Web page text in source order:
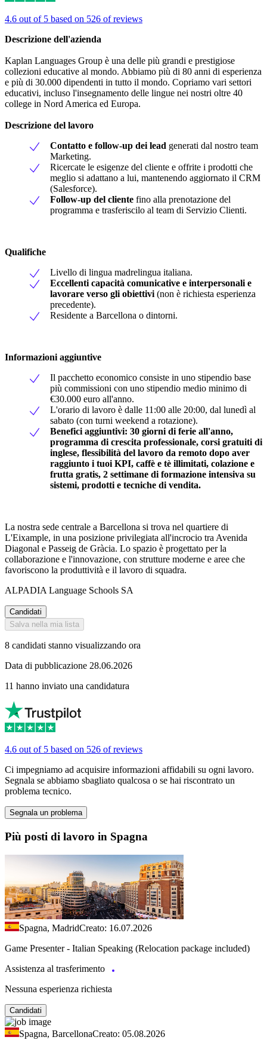
4.6 out of 5 based on 526 of reviews
Descrizione dell'azienda
Kaplan Languages Group è una delle più grandi e prestigiose
collezioni educative al mondo. Abbiamo più di 80 anni di esperienza
e più di 30.000 dipendenti in tutto il mondo. Copriamo vari settori
educativi, incluso l'insegnamento delle lingue nei nostri oltre 40
college in Nord America ed Europa.
Descrizione del lavoro
Contatto e follow-up dei lead generati dal nostro team
Marketing.
Ricercate le esigenze del cliente e offrite i prodotti che
meglio si adattano a lui, mantenendo aggiornato il CRM
(Salesforce).
Follow-up del cliente fino alla prenotazione del
programma e trasferiscilo al team di Servizio Clienti.
Qualifiche
Livello di lingua madrelingua italiana.
Eccellenti capacità comunicative e interpersonali e
lavorare verso gli obiettivi (non è richiesta esperienza
precedente).
Residente a Barcellona o dintorni.
Informazioni aggiuntive
Il pacchetto economico consiste in uno stipendio base
più commissioni con uno stipendio medio minimo di
€30.000 euro all'anno.
L'orario di lavoro è dalle 11:00 alle 20:00, dal lunedì al
sabato (con turni weekend a rotazione).
Benefici aggiuntivi: 30 giorni di ferie all'anno,
programma di crescita professionale, corsi gratuiti di
inglese, flessibilità del lavoro da remoto dopo aver
raggiunto i tuoi KPI, caffè e tè illimitati, colazione e
frutta gratis, 2 settimane di formazione intensiva su
sistemi, prodotti e tecniche di vendita.
La nostra sede centrale a Barcellona si trova nel quartiere di
L'Eixample, in una posizione privilegiata all'incrocio tra Avenida
Diagonal e Passeig de Gràcia. Lo spazio è progettato per la
collaborazione e l'innovazione, con strutture moderne e aree che
favoriscono la produttività e il lavoro di squadra.
ALPADIA Language Schools SA
Candidati
Salva nella mia lista
8 candidati stanno visualizzando ora
Data di pubblicazione 28.06.2026
11 hanno inviato una candidatura
4.6 out of 5 based on 526 of reviews
Ci impegniamo ad acquisire informazioni affidabili su ogni lavoro.
Segnala se abbiamo sbagliato qualcosa o se hai riscontrato un
problema tecnico.
Segnala un problema
Più posti di lavoro in Spagna
Spagna, MadridCreato: 16.07.2026
Game Presenter - Italian Speaking (Relocation package included)
Assistenza al trasferimento
Nessuna esperienza richiesta
Candidati
Spagna, BarcellonaCreato: 05.08.2026